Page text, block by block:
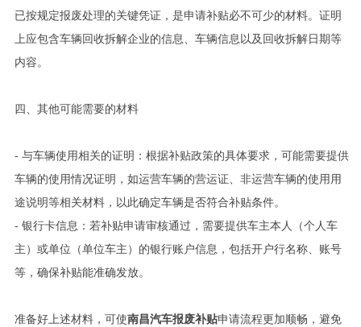
已按规定报废处理的关键凭证，是申请补贴必不可少的材料。证明
上应包含车辆回收拆解企业的信息、车辆信息以及回收拆解日期等
内容。
四、其他可能需要的材料
- 与车辆使用相关的证明：根据补贴政策的具体要求，可能需要提供
车辆的使用情况证明，如运营车辆的营运证、非运营车辆的使用用
途说明等相关材料，以此确定车辆是否符合补贴条件。
- 银行卡信息：若补贴申请审核通过，需要提供车主本人（个人车
主）或单位（单位车主）的银行账户信息，包括开户行名称、账号
等，确保补贴能准确发放。
准备好上述材料，可使南昌汽车报废补贴申请流程更加顺畅，避免